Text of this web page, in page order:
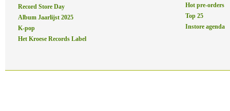
Record Store Day
Album Jaarlijst 2025
K-pop
Het Kroese Records Label
Hot pre-orders
Top 25
Instore agenda